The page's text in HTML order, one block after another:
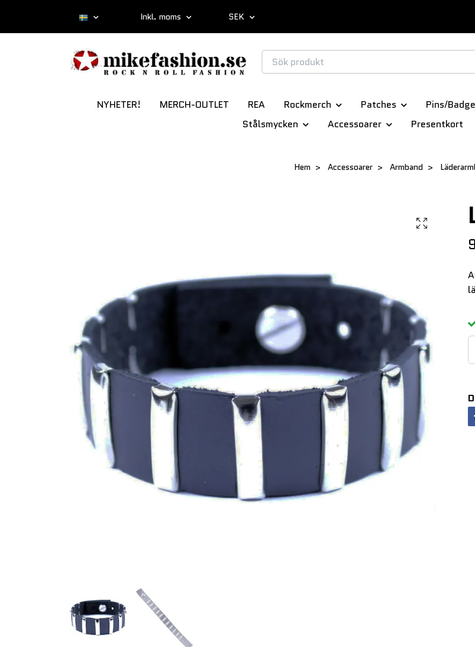
Inkl. moms SEK
NYHETER! MERCH-OUTLET REA Rockmerch Patches Pins/
Stålsmycken
Accessoarer Presentkort
Hem Accessoarer Armband